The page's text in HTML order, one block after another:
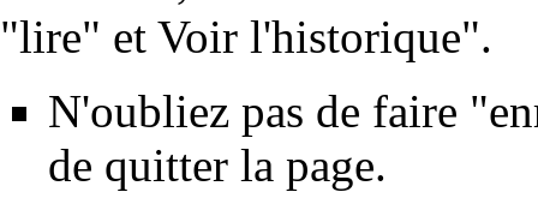
"lire" et Voir l'historique".
N'oubliez pas de faire
de quitter la page.